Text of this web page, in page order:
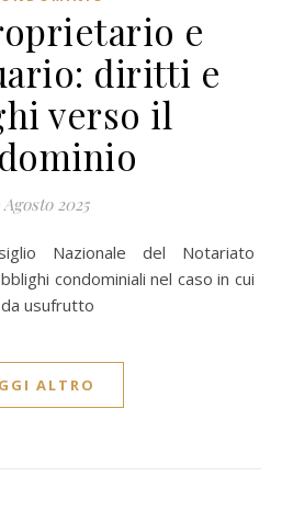
e
diritti e
verso il
Agosto 2025
condominiali nel caso in cui
usufrutto
ALTRO